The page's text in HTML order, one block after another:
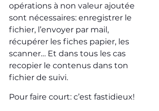
opérations à non valeur ajoutée
sont nécessaires: enregistrer le
fichier, l’envoyer par mail,
récupérer les fiches papier, les
scanner… Et dans tous les cas
recopier le contenus dans ton
fichier de suivi.
Pour faire court: c’est fastidieux!